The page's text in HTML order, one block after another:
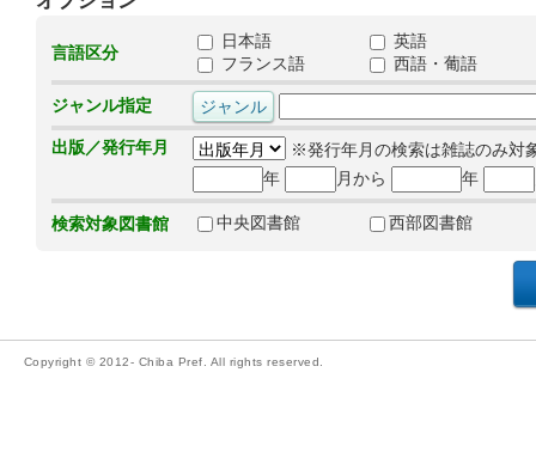
言語区分
日本語
英語
フランス語
西語・葡語
ジャンル指定
出版／発行年月
※発行年月の検索は雑誌のみ対
年
月から 年
検索対象図書館 中央図書館 西部図書館
Copyright © 2012- Chiba Pref. All rights reserved.